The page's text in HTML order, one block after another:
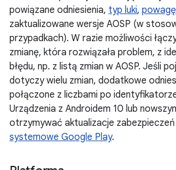
powiązane odniesienia, typ luki, powagę
zaktualizowane wersje AOSP (w
przypadkach). W razie możliwości
zmianę, która rozwiązała problem, z
błędu, np. z listą zmian w AOSP. Jeśli
dotyczy wielu zmian, dodatkowe
połączone z liczbami po
Urządzenia z Androidem 10 lub
otrzymywać aktualizacje
systemowe Google Play.